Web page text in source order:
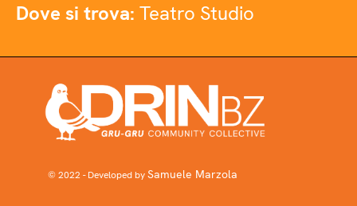
Dove si trova: Teatro Studio
© 2022 - Developed bySamuele Marzola